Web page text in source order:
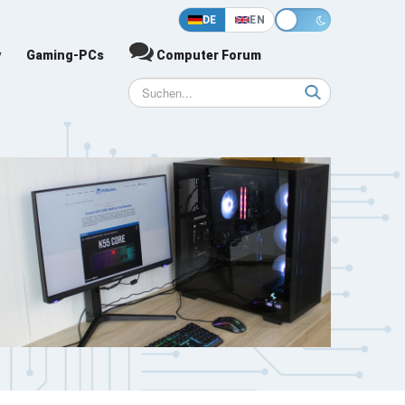
DE EN
Gaming-PCs Computer Forum